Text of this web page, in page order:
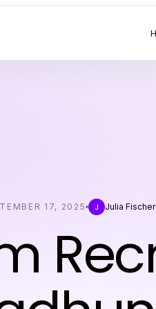
17, 2025 J Julia Fischer